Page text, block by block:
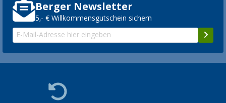
Berger Newsletter
5,- € Willkommensgutschein sichern